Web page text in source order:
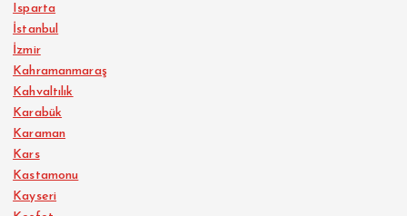
Isparta
İstanbul
İzmir
Kahramanmaraş
Kahvaltılık
Karabük
Karaman
Kars
Kastamonu
Kayseri